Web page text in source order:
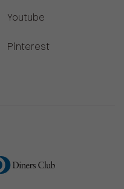
Youtube
Pinterest